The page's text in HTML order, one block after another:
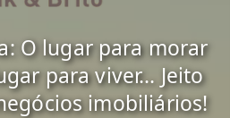
O lugar para morar
para viver... Jeito
imobiliários!